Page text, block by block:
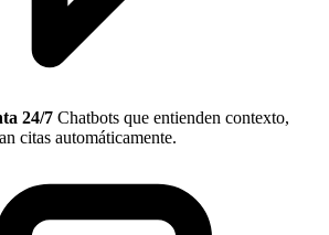
24/7 Chatbots que entienden contexto,
citas automáticamente.